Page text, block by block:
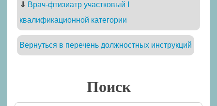
⇓ Врач-фтизиатр участковый I
квалификационной категории
Вернуться в перечень должностных инструкций
Поиск